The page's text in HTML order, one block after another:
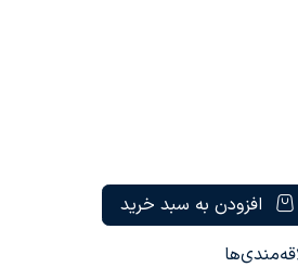
افزودن به سبد خرید